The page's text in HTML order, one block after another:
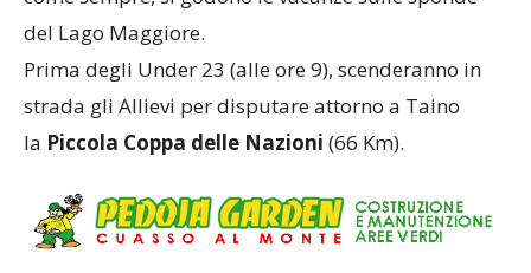
come sempre, si godono le vacanze sulle sponde
del Lago Maggiore.
Prima degli Under 23 (alle ore 9), scenderanno in
strada gli Allievi per disputare attorno a Taino
Piccola Coppa delle Nazioni (66 Km).